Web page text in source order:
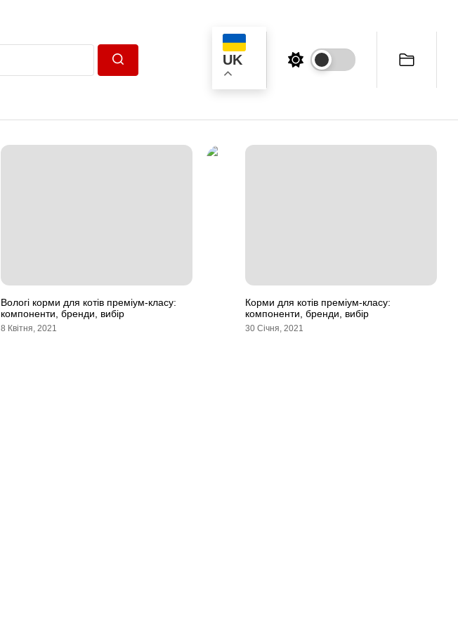
UK
Вологі корми для котів преміум-класу:
компоненти, бренди, вибір
8 Квітня, 2021
Корми для котів преміум-класу:
компоненти, бренди, вибір
30 Січня, 2021